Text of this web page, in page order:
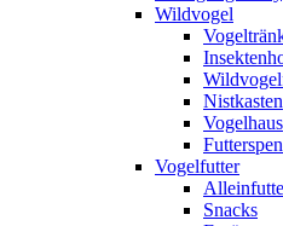
Wildvogel
Nistkasten
Vogelhaus
Vogelfutter
Snacks